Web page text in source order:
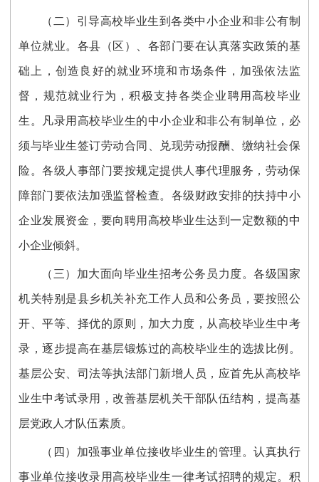
（二）引导高校毕业生到各类中小企业和非公有制
单位就业。各县（区）、各部门要在认真落实政策的基
础上，创造良好的就业环境和市场条件，加强依法监
督，规范就业行为，积极支持各类企业聘用高校毕业
生。凡录用高校毕业生的中小企业和非公有制单位，必
须与毕业生签订劳动合同、兑现劳动报酬、缴纳社会保
险。各级人事部门要按规定提供人事代理服务，劳动保
障部门要依法加强监督检查。各级财政安排的扶持中小
企业发展资金，要向聘用高校毕业生达到一定数额的中
小企业倾斜。
（三）加大面向毕业生招考公务员力度。各级国家
机关特别是县乡机关补充工作人员和公务员，要按照公
开、平等、择优的原则，加大力度，从高校毕业生中考
录，逐步提高在基层锻炼过的高校毕业生的选拔比例。
基层公安、司法等执法部门新增人员，应首先从高校毕
业生中考试录用，改善基层机关干部队伍结构，提高基
层党政人才队伍素质。
（四）加强事业单位接收毕业生的管理。认真执行
事业单位接收录用高校毕业生一律考试招聘的规定。积